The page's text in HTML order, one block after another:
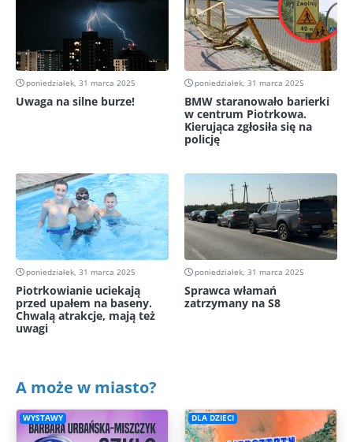
poniedziałek, 31 marca 2025
Uwaga na silne burze!
poniedziałek, 31 marca 2025
BMW staranowało barierki
w centrum Piotrkowa.
Kierująca zgłosiła się na
policję
poniedziałek, 31 marca 2025
Piotrkowianie uciekają
przed upałem na baseny.
Chwalą atrakcje, mają też
uwagi
poniedziałek, 31 marca 2025
Sprawca włamań
zatrzymany na S8
A może w miasto?
WYSTAWY DLA DZIECI